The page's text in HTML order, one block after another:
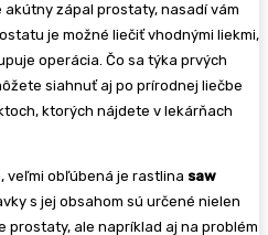
zápal prostaty, nasadí vám
je možné liečiť vhodnými liekmi,
operácia. Čo sa týka prvých
siahnuť aj po prírodnej liečbe
ktorých nájdete v lekárňach
veľmi obľúbená je rastlina saw
s jej obsahom sú určené nielen
prostaty, ale napríklad aj na problém